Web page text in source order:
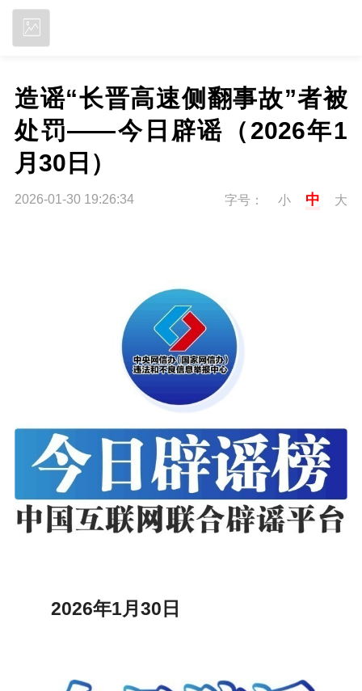
造谣“长晋高速侧翻事故”者被
处罚——今日辟谣（2026年1
月30日）
2026-01-30 19:26:34 字号： 小 中 大
2026年1月30日